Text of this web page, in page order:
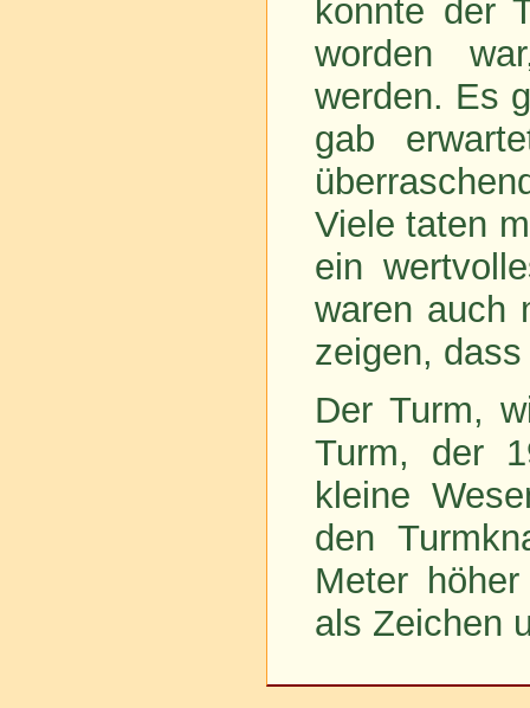
konnte der
worden
werden. Es
gab
Viele taten
ein
waren auch
zeigen,
Der Turm,
Turm, der
kleine
den
Meter
als Zeichen